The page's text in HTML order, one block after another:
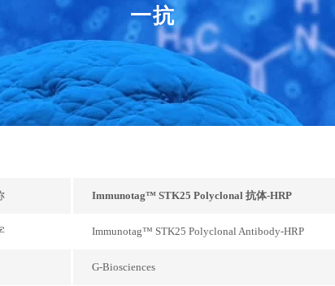
一抗
Immunotag™ STK25 Polyclonal 抗体-HRP
Immunotag™ STK25 Polyclonal Antibody-HRP
G-Biosciences